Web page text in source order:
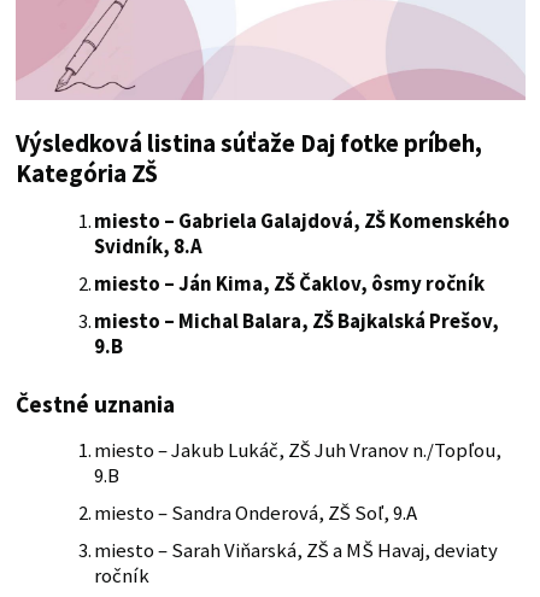
Výsledková listina súťaže Daj fotke príbeh,
Kategória ZŠ
miesto – Gabriela Galajdová, ZŠ Komenského
Svidník, 8.A
miesto – Ján Kima, ZŠ Čaklov, ôsmy ročník
miesto – Michal Balara, ZŠ Bajkalská Prešov,
9.B
Čestné uznania
miesto – Jakub Lukáč, ZŠ Juh Vranov n./Topľou,
9.B
miesto – Sandra Onderová, ZŠ Soľ, 9.A
miesto – Sarah Viňarská, ZŠ a MŠ Havaj, deviaty
ročník